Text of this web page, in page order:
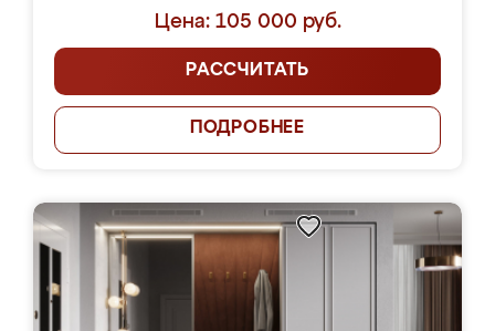
Цена: 105 000 руб.
РАССЧИТАТЬ
ПОДРОБНЕЕ